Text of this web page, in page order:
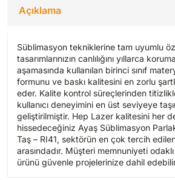
Açıklama
Süblimasyon tekniklerine tam uyumlu
tasarımlarınızın canlılığını yıllarca
aşamasında kullanılan birinci sınıf
formunu ve baskı kalitesini en zorlu
eder. Kalite kontrol süreçlerinden
kullanıcı deneyimini en üst seviyeye
geliştirilmiştir. Hep Lazer kalitesini her
hissedeceğiniz Ayaş Süblimasyon
Taş – RI41, sektörün en çok tercih
arasındadır. Müşteri memnuniyeti
ürünü güvenle projelerinize dahil